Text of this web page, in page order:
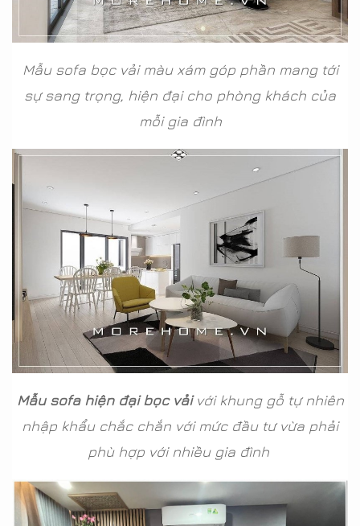
Mẫu sofa bọc vải màu xám góp phần mang tới
sự sang trọng, hiện đại cho phòng khách của
mỗi gia đình
Mẫu sofa hiện đại bọc vảivới khung gỗ tự nhiên
nhập khẩu chắc chắn với mức đầu tư vừa phải
phù hợp với nhiều gia đình